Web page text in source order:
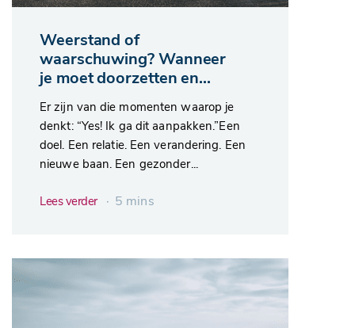
Weerstand of
waarschuwing? Wanneer
je moet doorzetten en...
Er zijn van die momenten waarop je
denkt: “Yes! Ik ga dit aanpakken.”Een
doel. Een relatie. Een verandering. Een
nieuwe baan. Een gezonder...
Lees verder ∙ 5 mins